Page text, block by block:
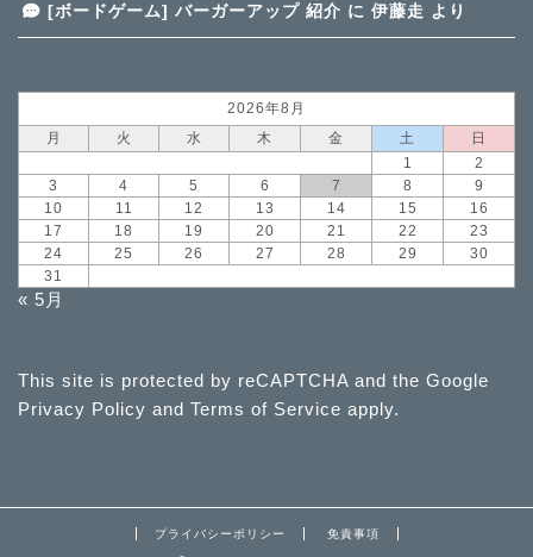
[ボードゲーム] バーガーアップ 紹介 に 伊藤走 より
2026年8月
月
火 水 木 金 土
日
1
2
3
4 5 6 7 8
9
10
11 12 13 14 15
16
17
18 19 20 21 22
23
24
25 26 27 28 29
30
31
« 5月
This site is protected by reCAPTCHA and the Google
Privacy Policy and Terms of Service apply.
プライバシーポリシー 免責事項